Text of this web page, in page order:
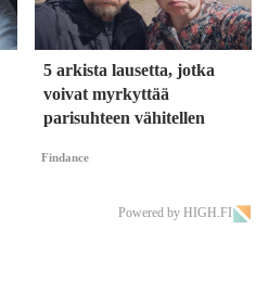
5 arkista lausetta, jotka
voivat myrkyttää
parisuhteen vähitellen
Findance
Powered by HIGH.FI